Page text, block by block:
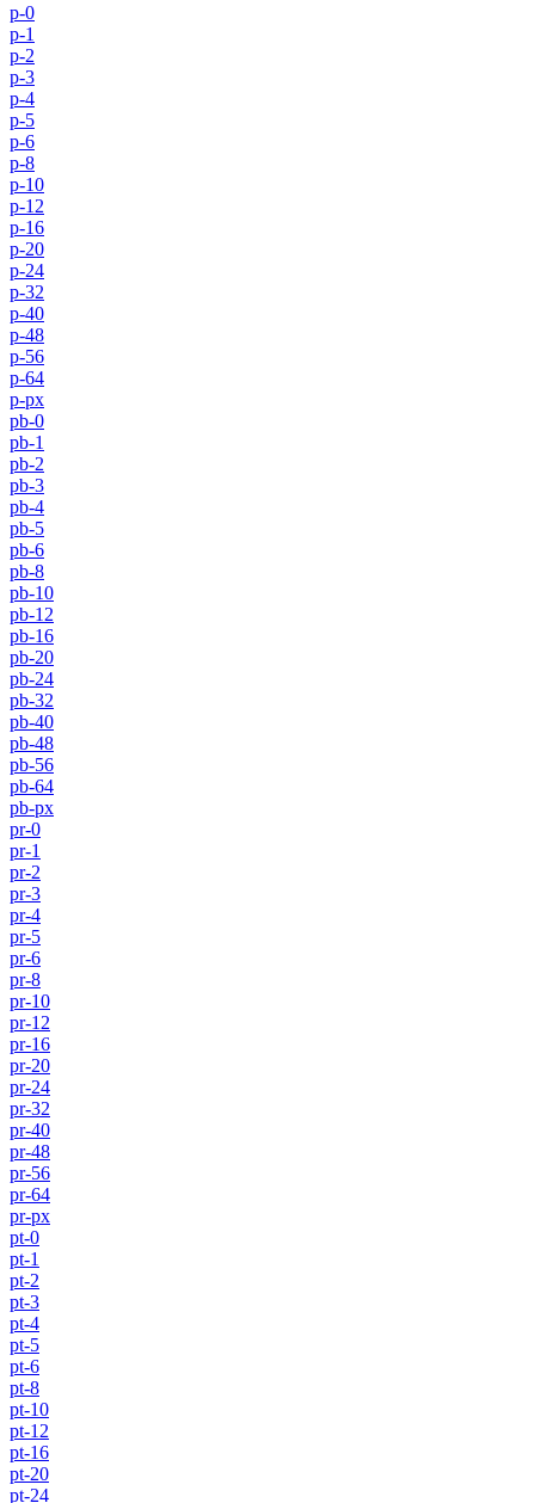
p-0
p-1
p-2
p-3
p-4
p-5
p-6
p-8
p-10
p-12
p-16
p-20
p-24
p-32
p-40
p-48
p-56
p-64
p-px
pb-0
pb-1
pb-2
pb-3
pb-4
pb-5
pb-6
pb-8
pb-10
pb-12
pb-16
pb-20
pb-24
pb-32
pb-40
pb-48
pb-56
pb-64
pb-px
pr-0
pr-1
pr-2
pr-3
pr-4
pr-5
pr-6
pr-8
pr-10
pr-12
pr-16
pr-20
pr-24
pr-32
pr-40
pr-48
pr-56
pr-64
pr-px
pt-0
pt-1
pt-2
pt-3
pt-4
pt-5
pt-6
pt-8
pt-10
pt-12
pt-16
pt-20
pt-24